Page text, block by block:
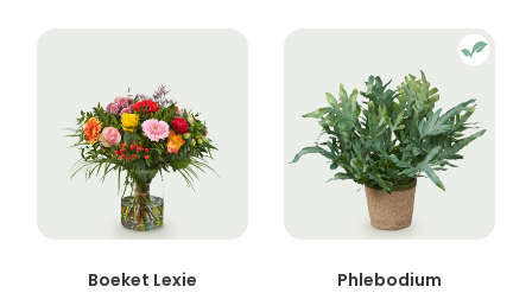
Boeket Lexie Phlebodium